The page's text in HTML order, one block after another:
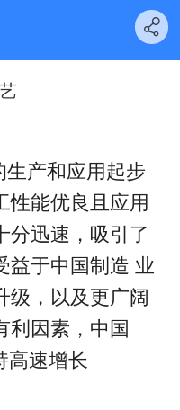
产和应用起步
性能优良且应用
分迅速，吸引了
益于中国制造 业
级，以及更广阔
利因素，中国
高速增长